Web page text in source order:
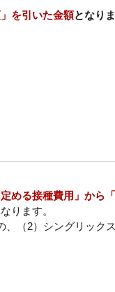
を引いた金額となりま
定める接種費用」から
ります。
、（2）シングリック